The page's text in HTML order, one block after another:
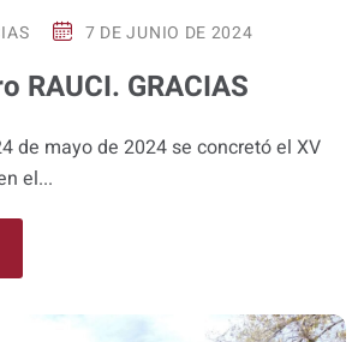
7 DE JUNIO DE 2024
RAUCI. GRACIAS
de mayo de 2024 se concretó el XV
el...